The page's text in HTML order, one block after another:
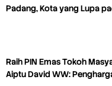
Padang, Kota yang Lupa
Raih PIN Emas Tokoh
Aiptu David WW: